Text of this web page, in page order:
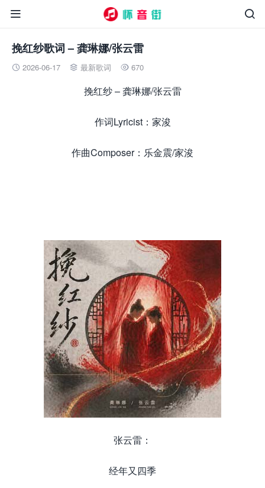


挽红纱歌词 – 龚琳娜/张云雷
 2026-06-17  最新歌词  670
挽红纱 – 龚琳娜/张云雷
作词Lyricist：家浚
作曲Composer：乐金震/家浚
张云雷：
经年又四季